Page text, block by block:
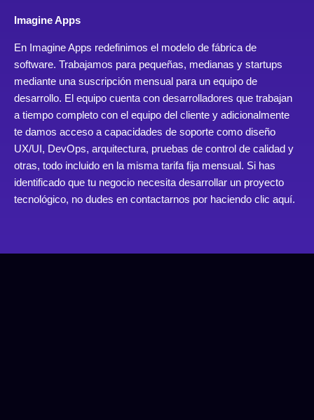
Imagine Apps
En Imagine Apps redefinimos el modelo de fábrica de
software. Trabajamos para pequeñas, medianas y startups
mediante una suscripción mensual para un equipo de
desarrollo. El equipo cuenta con desarrolladores que trabajan
a tiempo completo con el equipo del cliente y adicionalmente
te damos acceso a capacidades de soporte como diseño
UX/UI, DevOps, arquitectura, pruebas de control de calidad y
otras, todo incluido en la misma tarifa fija mensual. Si has
identificado que tu negocio necesita desarrollar un proyecto
tecnológico, no dudes en contactarnos por haciendo clic aquí.